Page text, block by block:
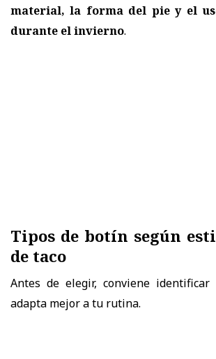
material, la forma del pie y el
durante el invierno.
Tipos de botín según
de taco
Antes de elegir, conviene
adapta mejor a tu rutina.